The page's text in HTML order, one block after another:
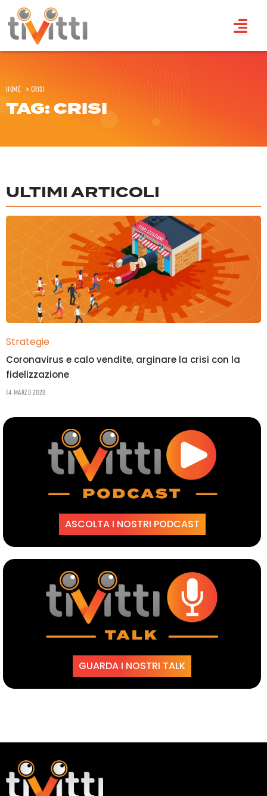
Home >Crisi
TAG: CRISI
ULTIMI ARTICOLI
Strategie
Coronavirus e calo vendite, arginare la crisi con la
fidelizzazione
14 Marzo 2020
ASCOLTA I NOSTRI PODCAST
GUARDA I NOSTRI TALK